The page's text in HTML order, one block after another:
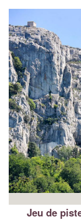
Jeu de